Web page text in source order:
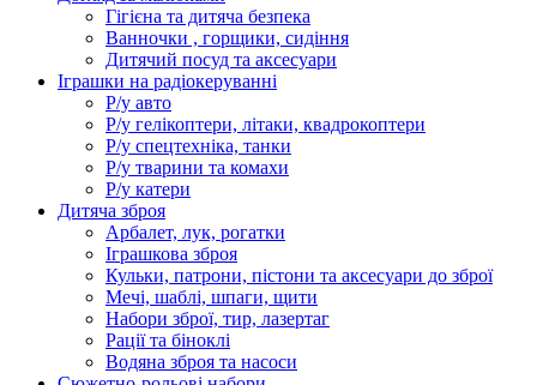
Гігієна та дитяча безпека
Ванночки , горщики, сидіння
Дитячий посуд та аксесуари
Іграшки на радіокеруванні
Р/у авто
Р/у гелікоптери, літаки, квадрокоптери
Р/у спецтехніка, танки
Р/у тварини та комахи
Р/у катери
Дитяча зброя
Арбалет, лук, рогатки
Іграшкова зброя
Кульки, патрони, пістони та аксесуари до зброї
Мечі, шаблі, шпаги, щити
Набори зброї, тир, лазертаг
Рації та біноклі
Водяна зброя та насоси